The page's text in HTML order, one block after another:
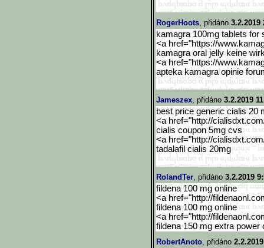
RogerHoots, přidáno 3.2.2019
kamagra 100mg tablets for
<a href="https://
kamagra oral jelly keine
<a href="https://
apteka kamagra opinie
Jameszex, přidáno 3.2.2019
best price generic cialis 20
<a href="http://
cialis coupon 5mg cvs
<a href="http://
tadalafil cialis 20mg
RolandTer, přidáno 3.2.2019
fildena 100 mg online
<a href="http://
fildena 100 mg online
<a href="http://
fildena 150 mg extra power
RobertAnoto, přidáno